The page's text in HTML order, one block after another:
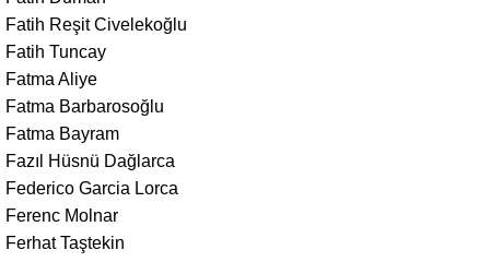
Fatih Reşit Civelekoğlu
Fatih Tuncay
Fatma Aliye
Fatma Barbarosoğlu
Fatma Bayram
Fazıl Hüsnü Dağlarca
Federico Garcia Lorca
Ferenc Molnar
Ferhat Taştekin